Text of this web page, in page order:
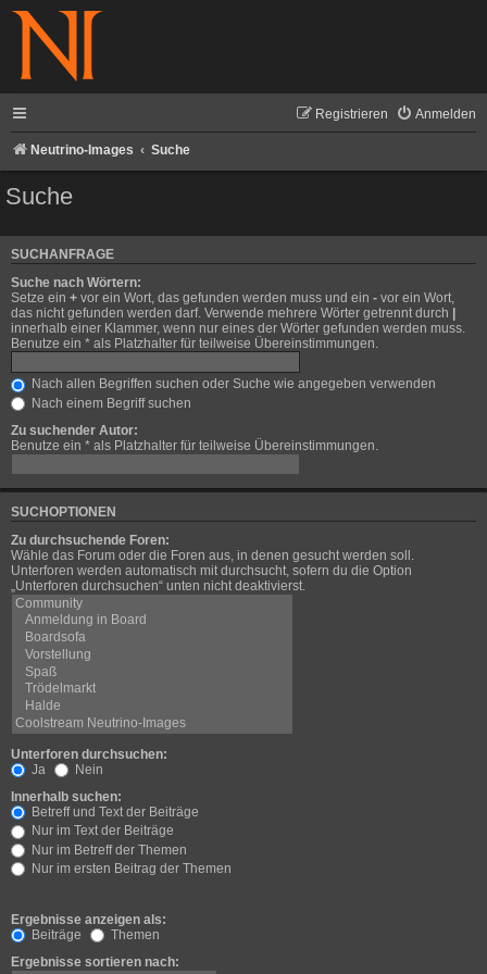
Anmelden
Registrieren
Neutrino-Images Suche
Suche
SUCHANFRAGE
Suche nach Wörtern:
Setze ein + vor ein Wort, das gefunden werden muss und ein - vor ein Wort,
das nicht gefunden werden darf. Verwende mehrere Wörter getrennt durch
innerhalb einer Klammer, wenn nur eines der Wörter gefunden werden muss.
Benutze ein * als Platzhalter für teilweise Übereinstimmungen.
Nach allen Begriffen suchen oder Suche wie angegeben verwenden
Nach einem Begriff suchen
Zu suchender Autor:
Benutze ein * als Platzhalter für teilweise Übereinstimmungen.
SUCHOPTIONEN
Zu durchsuchende Foren:
Wähle das Forum oder die Foren aus, in denen gesucht werden soll.
Unterforen werden automatisch mit durchsucht, sofern du die Option
„Unterforen durchsuchen“ unten nicht deaktivierst.
Unterforen durchsuchen:
Ja
Nein
Innerhalb suchen:
Betreff und Text der Beiträge
Nur im Text der Beiträge
Nur im Betreff der Themen
Nur im ersten Beitrag der Themen
Ergebnisse anzeigen als:
Beiträge
Themen
Ergebnisse sortieren nach: